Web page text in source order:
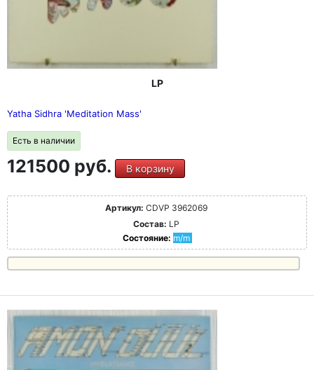
LP
Yatha Sidhra 'Meditation Mass'
Есть в наличии
121500 руб. В корзину
Артикул: CDVP 3962069
Состав: LP
Состояние: m/m